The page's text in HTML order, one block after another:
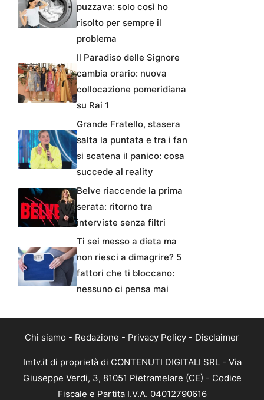
puzzava: solo così ho
risolto per sempre il
problema
Il Paradiso delle Signore
cambia orario: nuova
collocazione pomeridiana
su Rai 1
Grande Fratello, stasera
salta la puntata e tra i fan
si scatena il panico: cosa
succede al reality
Belve riaccende la prima
serata: ritorno tra
interviste senza filtri
Ti sei messo a dieta ma
non riesci a dimagrire? 5
fattori che ti bloccano:
nessuno ci pensa mai
Chi siamo - Redazione - Privacy Policy - Disclaimer
Imtv.it di proprietà di CONTENUTI DIGITALI SRL - Via
Giuseppe Verdi, 3, 81051 Pietramelare (CE) - Codice
Fiscale e Partita I.V.A. 04012790616